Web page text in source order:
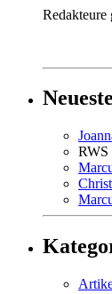
Redakteure
RWS